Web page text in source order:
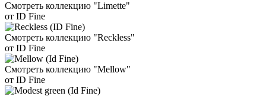
Смотреть коллекцию "Limette"
от ID Fine
Смотреть коллекцию "Reckless"
от ID Fine
Смотреть коллекцию "Mellow"
от ID Fine